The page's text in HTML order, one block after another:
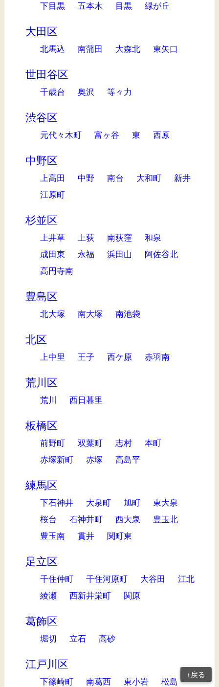
下目黒 五本木 目黒 緑が丘
大田区
北馬込 南蒲田 大森北 東矢口
世田谷区
千歳台 奥沢 等々力
渋谷区
元代々木町 富ヶ谷 東 西原
中野区
上高田 中野 南台 大和町
新井
江原町
杉並区
上井草 上荻 南荻窪
和泉
成田東
永福 浜田山
阿佐谷北
高円寺南
豊島区
北大塚 南大塚 南池袋
北区
上中里 王子 西ケ原 赤羽南
荒川区
荒川 西日暮里
板橋区
前野町 双葉町 志村
本町
赤塚新町
赤塚 高島平
練馬区
下石神井 大泉町 旭町
東大泉
桜台
石神井町 西大泉
豊玉北
豊玉南
貫井 関町東
足立区
千住仲町 千住河原町 大谷田
江北
綾瀬
西新井栄町 関原
葛飾区
堀切 立石 高砂
江戸川区
下篠崎町 南葛西 東小岩 松島
↑戻る